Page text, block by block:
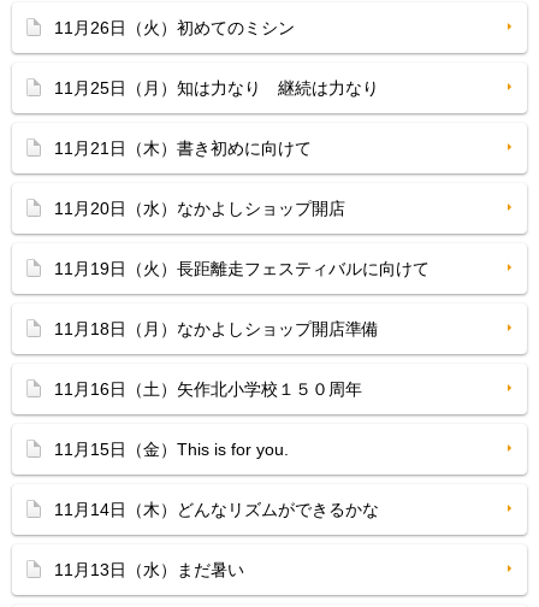
11月26日（火）初めてのミシン
11月25日（月）知は力なり 継続は力なり
11月21日（木）書き初めに向けて
11月20日（水）なかよしショップ開店
11月19日（火）長距離走フェスティバルに向けて
11月18日（月）なかよしショップ開店準備
11月16日（土）矢作北小学校１５０周年
11月15日（金）This is for you.
11月14日（木）どんなリズムができるかな
11月13日（水）まだ暑い